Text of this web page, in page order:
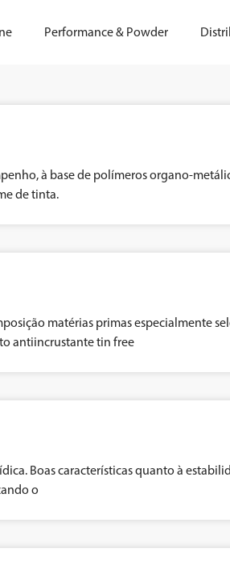
Performance & Powder
à base de polímeros organo-
de tinta.
matérias primas especialmente
antiincrustante tin free
Boas características quanto à
o